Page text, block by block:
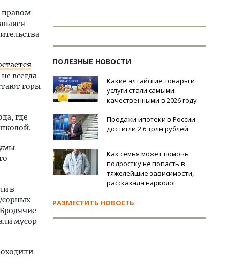
правом
всегда
горы
где
в
мусор
ПОЛЕЗНЫЕ НОВОСТИ
Какие алтайские товары и
услуги стали самыми
качественными в 2026 году
Продажи ипотеки в России
достигли 2,6 трлн рублей
Как семья может помочь
подростку не попасть в
тяжелейшие зависимости,
рассказала нарколог
РАЗМЕСТИТЬ НОВОСТЬ